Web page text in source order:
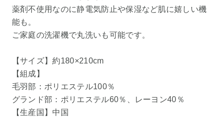
薬剤不使用なのに静電気防止や保湿など肌に嬉しい機
能も。
ご家庭の洗濯機で丸洗いも可能です。
【サイズ】約180×210cm
【組成】
毛羽部：ポリエステル100％
グランド部：ポリエステル60％、レーヨン40％
【生産国】中国